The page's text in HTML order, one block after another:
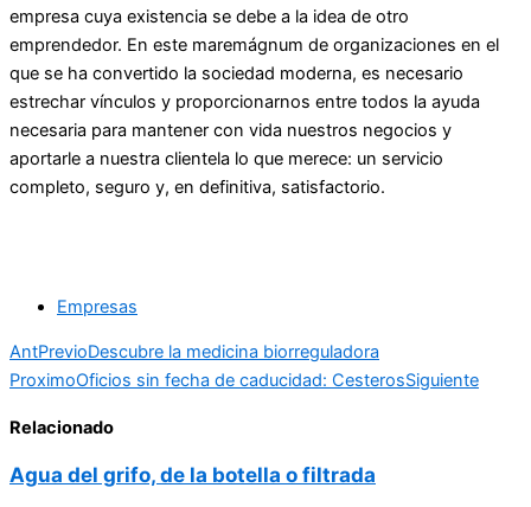
empresa cuya existencia se debe a la idea de otro
emprendedor. En este maremágnum de organizaciones en el
que se ha convertido la sociedad moderna, es necesario
estrechar vínculos y proporcionarnos entre todos la ayuda
necesaria para mantener con vida nuestros negocios y
aportarle a nuestra clientela lo que merece: un servicio
completo, seguro y, en definitiva, satisfactorio.
Empresas
AntPrevioDescubre la medicina biorreguladora
ProximoOficios sin fecha de caducidad: CesterosSiguiente
Relacionado
Agua del grifo, de la botella o filtrada